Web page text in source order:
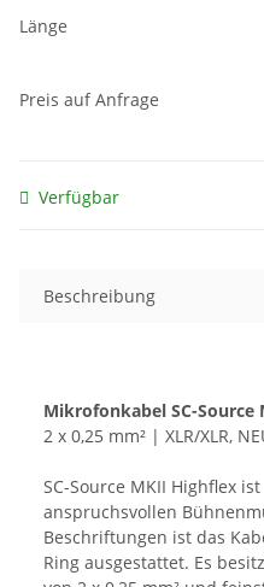
Länge
Preis auf Anfrage
Verfügbar
Beschreibung
Mikrofonkabel SC-Source
2 x 0,25 mm² | XLR/XLR,
SC-Source MKII Highflex
anspruchsvollen
Beschriftungen ist das
Ring ausgestattet. Es